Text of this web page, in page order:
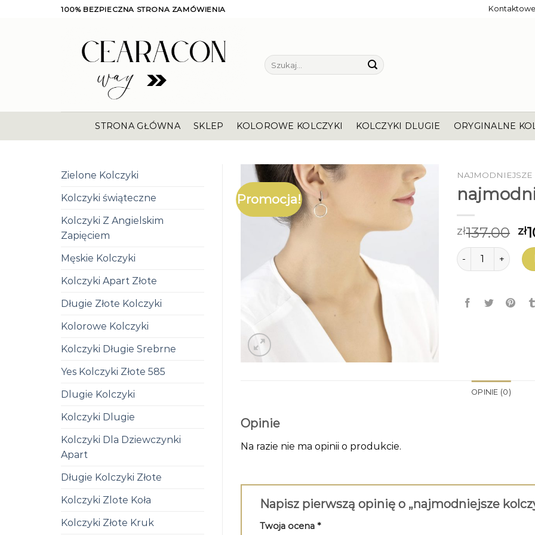
100% BEZPIECZNA STRONA ZAMÓWIENIA Kontaktowe
Szukaj:
STRONA GŁÓWNA SKLEP KOLOROWE KOLCZYKI KOLCZYKI DLUGIE ORYGINALNE
Zielone Kolczyki
Kolczyki świąteczne
Kolczyki Z Angielskim
Zapięciem
Męskie Kolczyki
Kolczyki Apart Złote
Długie Złote Kolczyki
Kolorowe Kolczyki
Kolczyki Długie Srebrne
Yes Kolczyki Złote 585
Dlugie Kolczyki
Kolczyki Dlugie
Kolczyki Dla Dziewczynki
Apart
Długie Kolczyki Złote
Kolczyki Zlote Koła
Kolczyki Złote Kruk
Promocja!
NAJMODNIEJSZE
zł137.00 zł
ilość
OPINIE (0)
Opinie
Na razie nie ma opinii o produkcie.
Napisz pierwszą opinię o „najmodniejsze
Twoja ocena *